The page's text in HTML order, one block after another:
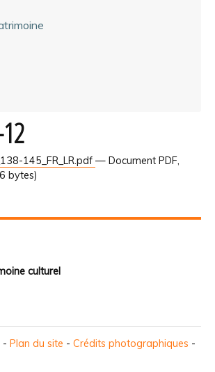
145_FR_LR.pdf — Document PDF,
bytes)
culturel
- Plan du site - Crédits photographiques -